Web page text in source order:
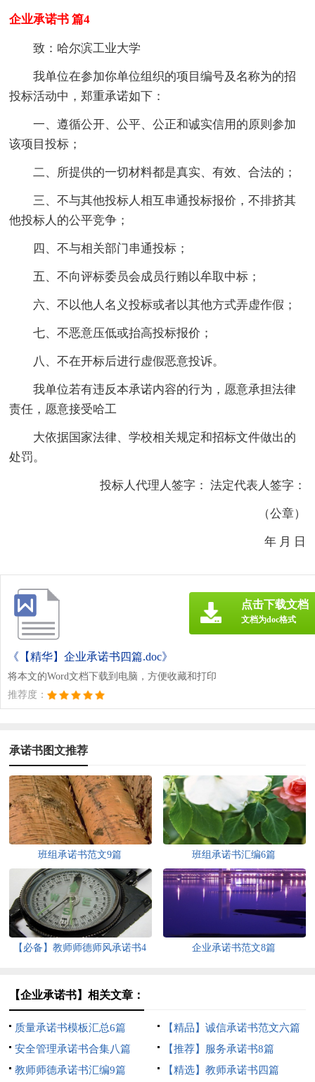
企业承诺书 篇4
致：哈尔滨工业大学
我单位在参加你单位组织的项目编号及名称为的招
投标活动中，郑重承诺如下：
一、遵循公开、公平、公正和诚实信用的原则参加
该项目投标；
二、所提供的一切材料都是真实、有效、合法的；
三、不与其他投标人相互串通投标报价，不排挤其
他投标人的公平竞争；
四、不与相关部门串通投标；
五、不向评标委员会成员行贿以牟取中标；
六、不以他人名义投标或者以其他方式弄虚作假；
七、不恶意压低或抬高投标报价；
八、不在开标后进行虚假恶意投诉。
我单位若有违反本承诺内容的行为，愿意承担法律
责任，愿意接受哈工
大依据国家法律、学校相关规定和招标文件做出的
处罚。
投标人代理人签字： 法定代表人签字：
（公章）
年 月 日
《【精华】企业承诺书四篇.doc》
将本文的Word文档下载到电脑，方便收藏和打印
推荐度：
点击下载文档
文档为doc格式
承诺书图文推荐
班组承诺书范文9篇 班组承诺书汇编6篇
【必备】教师师德师风承诺书4
企业承诺书范文8篇
【企业承诺书】相关文章：
质量承诺书模板汇总6篇
【精品】诚信承诺书范文六篇
安全管理承诺书合集八篇
【推荐】服务承诺书8篇
教师师德承诺书汇编9篇
【精选】教师承诺书四篇